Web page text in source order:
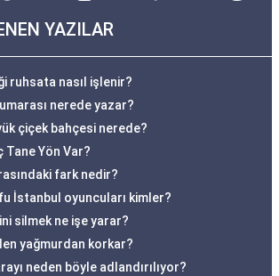
YAZILAR
ruhsata nasıl işlenir?
nerede yazar?
çiçek bahçesi nerede?
Tane Yön Var?
fark nedir?
İstanbul oyuncuları kimler?
silmek ne işe yarar?
yağmurdan korkar?
neden böyle adlandırılıyor?